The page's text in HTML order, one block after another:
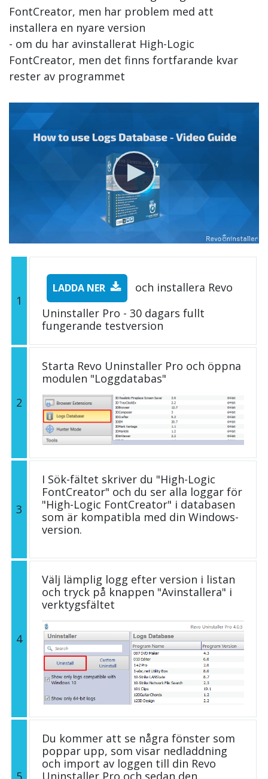
FontCreator, men har problem med att
installera en nyare version
- om du har avinstallerat High-Logic
FontCreator, men det finns fortfarande kvar
rester av programmet
1
LADDA NER
och installera Revo
Uninstaller Pro - 30 dagars fullt
fungerande testversion
2
Starta Revo Uninstaller Pro och öppna
modulen "Loggdatabas"
3
I Sök-fältet skriver du "High-Logic
FontCreator" och du ser alla loggar för
"High-Logic FontCreator" i databasen
som är kompatibla med din Windows-
version.
4
Välj lämplig logg efter version i listan
och tryck på knappen "Avinstallera" i
verktygsfältet
5
Du kommer att se några fönster som
poppar upp, som visar nedladdning
och import av loggen till din Revo
Uninstaller Pro och sedan den